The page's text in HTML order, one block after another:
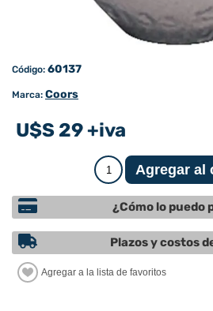
Código: 60137
Marca: Coors
U$S 29 +iva
¿Cómo lo puedo
Plazos y costos